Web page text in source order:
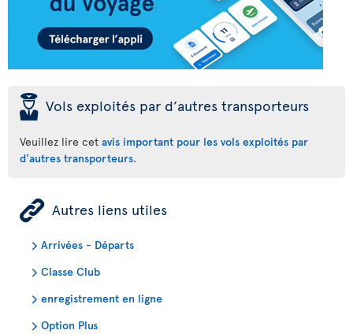
þ Vols exploités par d’autres transporteurs
Veuillez lire cet avis important pour les vols exploités par
d'autres transporteurs.
ÿ Autres liens utiles
Arrivées - Départs
Classe Club
enregistrement en ligne
Option Plus